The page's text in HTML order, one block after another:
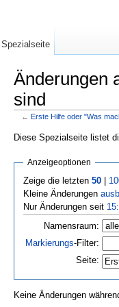
Änderungen
sind
← Erste Hilfe oder "Was
Diese Spezialseite listet
Anzeigeoptionen
Zeige die letzten 50|
Kleine Änderungen
Nur Änderungen seit
Namensraum:
Markierungs-Filter:
Seite:
Keine Änderungen
Spezialseite